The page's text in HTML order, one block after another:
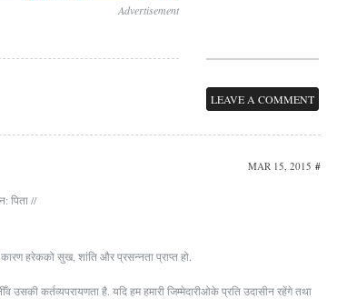
Advertisement
LEAVE A COMMENT
MAR 15, 2015 #
पिता //
कारण हरेकको सुख, शांति और प्रसन्नता प्राप्त हो.
उसकी कर्तव्यपरायणता है. यदि हम हमारी जिम्मेदारीओके प्रति उदासीन रहेंगे तथा